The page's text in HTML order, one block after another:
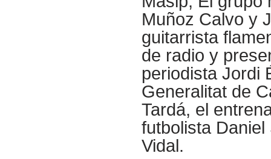
Muñoz Calvo y
guitarrista
de radio y
periodista Jordi
Generalitat de
Tardá, el
futbolista
Vidal.